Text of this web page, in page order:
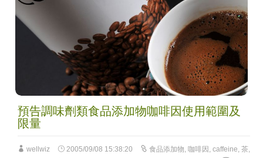
預告調味劑類食品添加物咖啡因使用範圍及
限量
wellwiz 2005/09/08 15:38:20 食品添加物 咖啡因 caffeine 茶,